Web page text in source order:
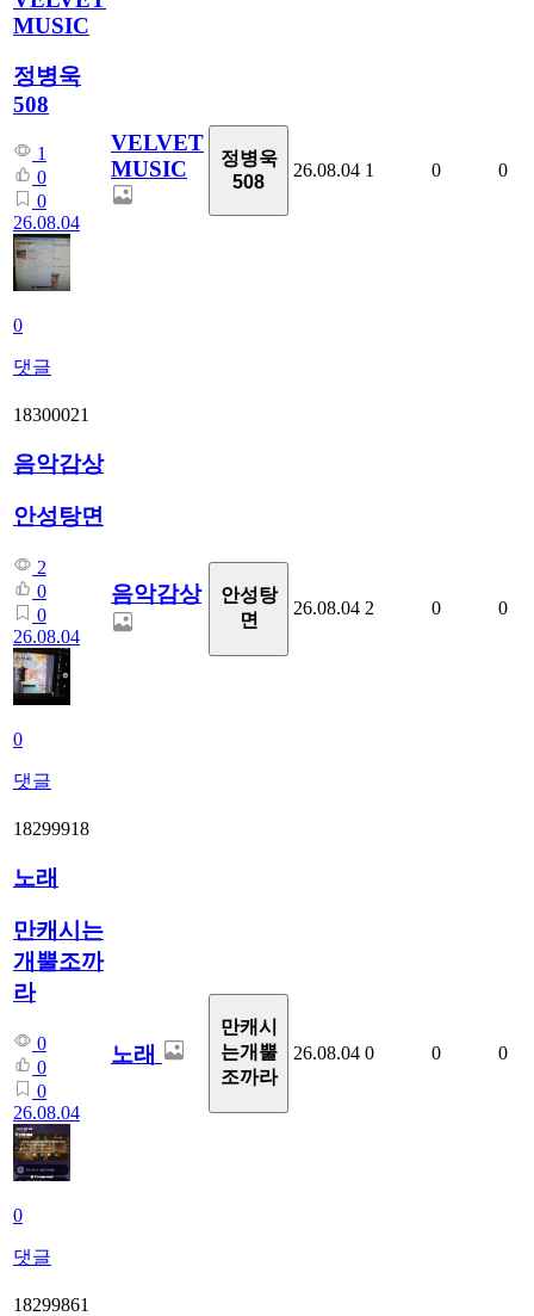
MUSIC
정병욱
508
1
0
0
26.08.04
0
댓글
VELVET
MUSIC
정병욱
508
26.08.04 1 0 0
18300021
음악감상
안성탕면
2
0
0
26.08.04
0
댓글
음악감상
안성탕
면
26.08.04 2 0 0
18299918
노래
만캐시는
개뿔조까
라
0
0
0
26.08.04
0
댓글
노래
만캐시
는개뿔
조까라
26.08.04 0 0 0
18299861